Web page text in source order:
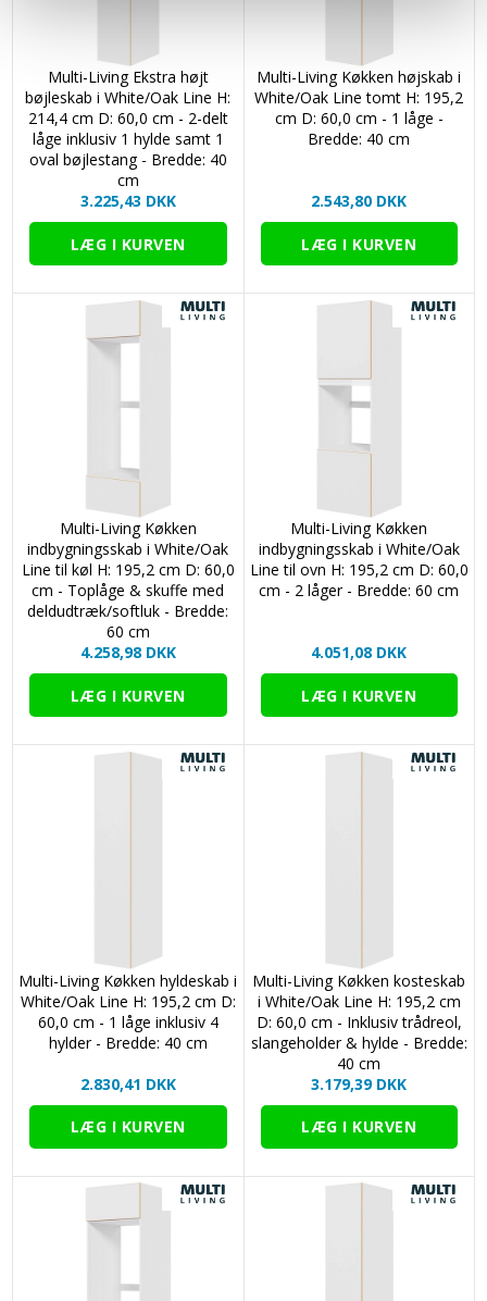
Multi-Living Ekstra højt
bøjleskab i White/Oak Line H:
214,4 cm D: 60,0 cm - 2-delt
låge inklusiv 1 hylde samt 1
oval bøjlestang - Bredde: 40
cm
3.225,43 DKK
Multi-Living Køkken højskab i
White/Oak Line tomt H: 195,2
cm D: 60,0 cm - 1 låge -
Bredde: 40 cm
2.543,80 DKK
Multi-Living Køkken
indbygningsskab i White/Oak
Line til køl H: 195,2 cm D: 60,0
cm - Toplåge & skuffe med
deldudtræk/softluk - Bredde:
60 cm
4.258,98 DKK
Multi-Living Køkken
indbygningsskab i White/Oak
Line til ovn H: 195,2 cm D: 60,0
cm - 2 låger - Bredde: 60 cm
4.051,08 DKK
Multi-Living Køkken hyldeskab i
White/Oak Line H: 195,2 cm D:
60,0 cm - 1 låge inklusiv 4
hylder - Bredde: 40 cm
2.830,41 DKK
Multi-Living Køkken kosteskab
i White/Oak Line H: 195,2 cm
D: 60,0 cm - Inklusiv trådreol,
slangeholder & hylde - Bredde:
40 cm
3.179,39 DKK